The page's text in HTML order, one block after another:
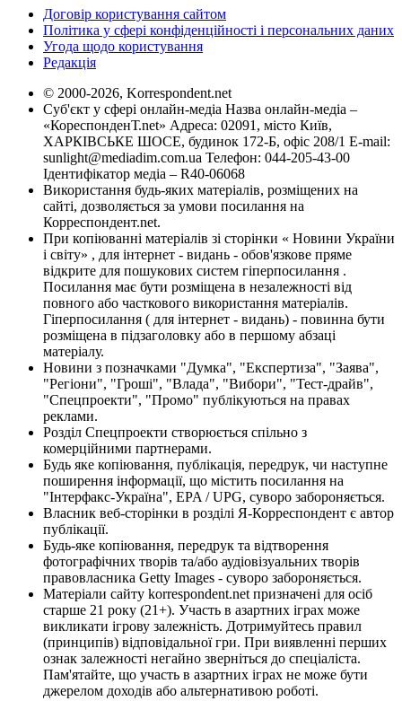
Договір користування сайтом
Політика у сфері конфіденційності і персональних даних
Угода щодо користування
Редакція
© 2000-2026, Korrespondent.net
Суб'єкт у сфері онлайн-медіа Назва онлайн-медіа –
«КореспонденТ.net» Адреса: 02091, місто Київ,
ХАРКІВСЬКЕ ШОСЕ, будинок 172-Б, офіс 208/1 E-mail:
sunlight@mediadim.com.ua Телефон: 044-205-43-00
Ідентифікатор медіа – R40-06068
Використання будь-яких матеріалів, розміщених на
сайті, дозволяється за умови посилання на
Корреспондент.net.
При копіюванні матеріалів зі сторінки « Новини України
і світу» , для інтернет - видань - обов'язкове пряме
відкрите для пошукових систем гіперпосилання .
Посилання має бути розміщена в незалежності від
повного або часткового використання матеріалів.
Гіперпосилання ( для інтернет - видань) - повинна бути
розміщена в підзаголовку або в першому абзаці
матеріалу.
Новини з позначками "Думка", "Експертиза", "Заява",
"Регіони", "Гроші", "Влада", "Вибори", "Тест-драйв",
"Спецпроекти", "Промо" публікуються на правах
реклами.
Розділ Спецпроекти створюється спільно з
комерційними партнерами.
Будь яке копіювання, публікація, передрук, чи наступне
поширення інформації, що містить посилання на
"Інтерфакс-Україна", EPA / UPG, суворо забороняється.
Власник веб-сторінки в розділі Я-Корреспондент є автор
публікації.
Будь-яке копіювання, передрук та відтворення
фотографічних творів та/або аудіовізуальних творів
правовласника Getty Images - суворо забороняється.
Матеріали сайту korrespondent.net призначені для осіб
старше 21 року (21+). Участь в азартних іграх може
викликати ігрову залежність. Дотримуйтесь правил
(принципів) відповідальної гри. При виявленні перших
ознак залежності негайно зверніться до спеціаліста.
Пам'ятайте, що участь в азартних іграх не може бути
джерелом доходів або альтернативою роботі.